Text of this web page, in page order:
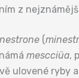
z
(
mescciüa,
ulovené ryby